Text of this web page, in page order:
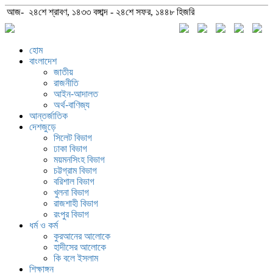
আজ- ২৪শে শ্রাবণ, ১৪৩৩ বঙ্গাব্দ - ২৪শে সফর, ১৪৪৮ হিজরি
হোম
বাংলাদেশ
জাতীয়
রাজনীতি
আইন-আদালত
অর্থ-বাণিজ্য
আন্তর্জাতিক
দেশজুড়ে
সিলেট বিভাগ
ঢাকা বিভাগ
ময়মনসিংহ বিভাগ
চট্টগ্রাম বিভাগ
বরিশাল বিভাগ
খুলনা বিভাগ
রাজশাহী বিভাগ
রংপুর বিভাগ
ধর্ম ও কর্ম
কুরআনের আলোকে
হাদীসের আলোকে
কি বলে ইসলাম
শিক্ষাঙ্গন